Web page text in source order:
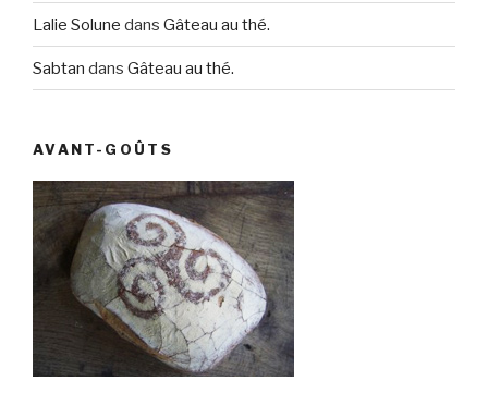
Lalie Solune dans Gâteau au thé.
Sabtan dans Gâteau au thé.
AVANT-GOÛTS